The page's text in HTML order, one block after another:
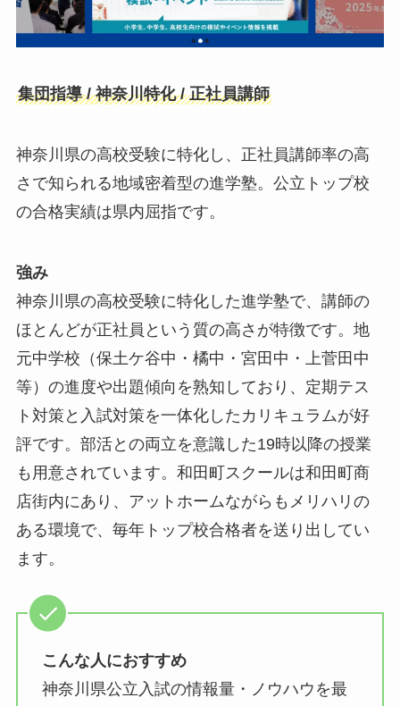
集団指導 / 神奈川特化 / 正社員講師
神奈川県の高校受験に特化し、正社員講師率の高
さで知られる地域密着型の進学塾。公立トップ校
の合格実績は県内屈指です。
強み
神奈川県の高校受験に特化した進学塾で、講師の
ほとんどが正社員という質の高さが特徴です。地
元中学校（保土ケ谷中・橘中・宮田中・上菅田中
等）の進度や出題傾向を熟知しており、定期テス
ト対策と入試対策を一体化したカリキュラムが好
評です。部活との両立を意識した19時以降の授業
も用意されています。和田町スクールは和田町商
店街内にあり、アットホームながらもメリハリの
ある環境で、毎年トップ校合格者を送り出してい
ます。
こんな人におすすめ
神奈川県公立入試の情報量・ノウハウを最